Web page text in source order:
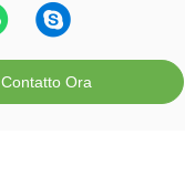
Contatto Ora